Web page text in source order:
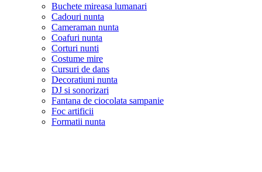
Buchete mireasa lumanari
Cadouri nunta
Cameraman nunta
Coafuri nunta
Corturi nunti
Costume mire
Cursuri de dans
Decoratiuni nunta
DJ si sonorizari
Fantana de ciocolata sampanie
Foc artificii
Formatii nunta